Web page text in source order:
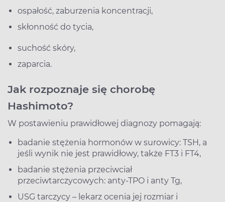
ospałość, zaburzenia koncentracji,
skłonność do tycia,
suchość skóry,
zaparcia.
Jak rozpoznaje się chorobę
Hashimoto?
W postawieniu prawidłowej diagnozy pomagają:
badanie stężenia hormonów w surowicy: TSH, a
jeśli wynik nie jest prawidłowy, także FT3 i FT4,
badanie stężenia przeciwciał
przeciwtarczycowych: anty-TPO i anty Tg,
USG tarczycy – lekarz ocenia jej rozmiar i